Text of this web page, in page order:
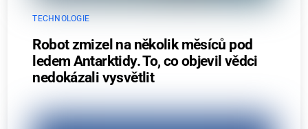
TECHNOLOGIE
Robot zmizel na několik měsíců pod
ledem Antarktidy. To, co objevil vědci
nedokázali vysvětlit